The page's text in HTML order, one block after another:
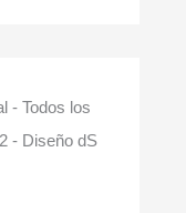
- Todos los
- Diseño dS